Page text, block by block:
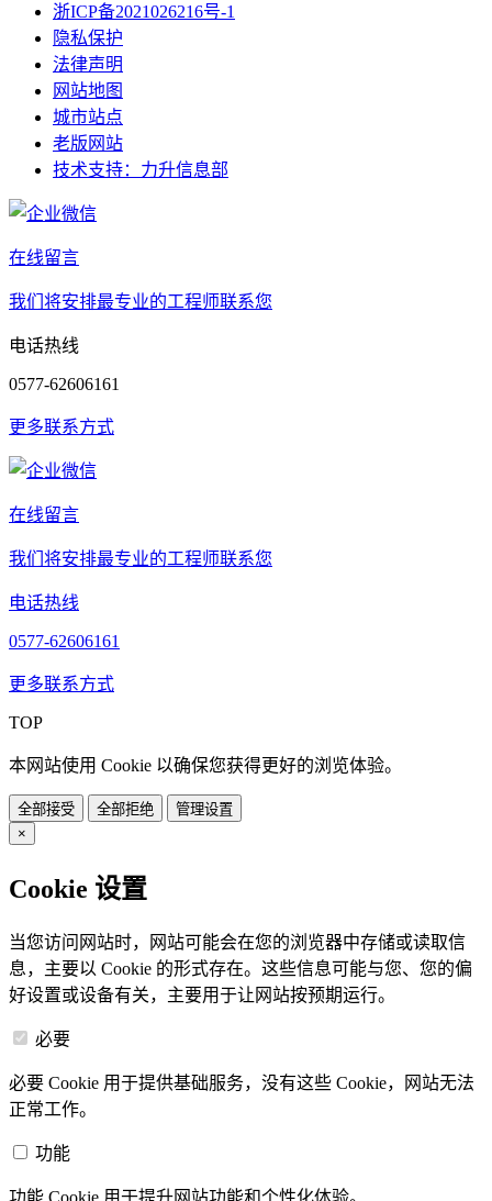
浙ICP备2021026216号-1
隐私保护
法律声明
网站地图
城市站点
老版网站
技术支持：力升信息部
在线留言
我们将安排最专业的工程师联系您
电话热线
0577-62606161
更多联系方式
在线留言
我们将安排最专业的工程师联系您
电话热线
0577-62606161
更多联系方式
TOP
本网站使用 Cookie 以确保您获得更好的浏览体验。
全部接受 全部拒绝
管理设置
×
Cookie 设置
当您访问网站时，网站可能会在您的浏览器中存储或读取信
息，主要以 Cookie 的形式存在。这些信息可能与您、您的偏
好设置或设备有关，主要用于让网站按预期运行。
必要
必要 Cookie 用于提供基础服务，没有这些 Cookie，网站无法
正常工作。
功能
功能 Cookie 用于提升网站功能和个性化体验。